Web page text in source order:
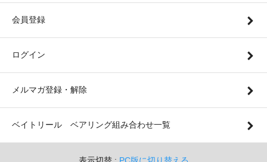
会員登録
ログイン
メルマガ登録・解除
ベイトリール ベアリング組み合わせ一覧